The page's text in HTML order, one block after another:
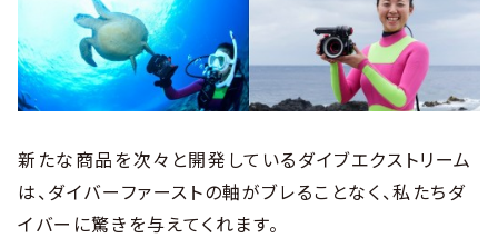
新たな商品を次々と開発しているダイブエクストリーム
は、ダイバーファーストの軸がブレることなく、私たちダ
イバーに驚きを与えてくれます。